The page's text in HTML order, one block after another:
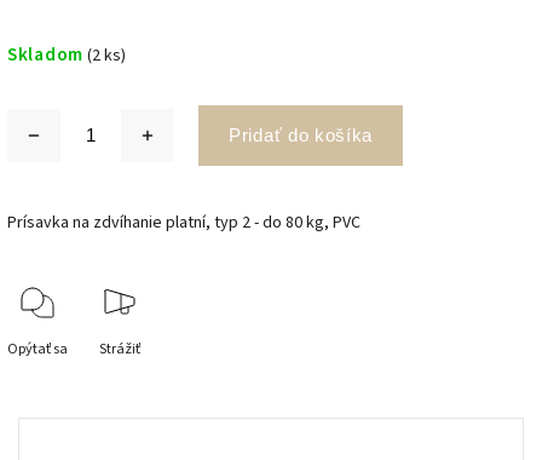
Skladom (2 ks)
Pridať do košíka
Prísavka na zdvíhanie platní, typ 2 - do 80 kg, PVC
Opýtať sa Strážiť